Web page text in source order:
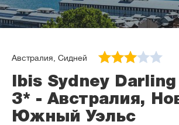
Австралия, Сидней
Ibis Sydney
3* - Австралия,
Южный Уэльс